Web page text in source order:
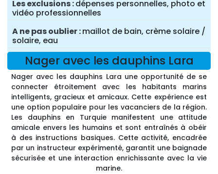
Les exclusions dépenses personnelles, photo et
vidéo professionnelles
A ne pas oublier maillot de bain, crème solaire /
solaire, eau
Nager avec les dauphins Lara
Nager avec les dauphins Lara une opportunité de se
connecter étroitement avec les habitants marins
intelligents, gracieux et amicaux. Cette expérience est
une option populaire pour les vacanciers de la région.
Les dauphins en Turquie manifestent une attitude
amicale envers les humains et sont entraînés à obéir
à des instructions basiques. Cette activité, encadrée
par un instructeur expérimenté, garantit une baignade
sécurisée et une interaction enrichissante avec la vie
marine.